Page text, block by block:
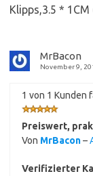
Klipps,3.5 * 1CM
MrBacon
November 9,
1 von 1 Kunden
Preiswert,
Von MrBacon–
Verifizierter